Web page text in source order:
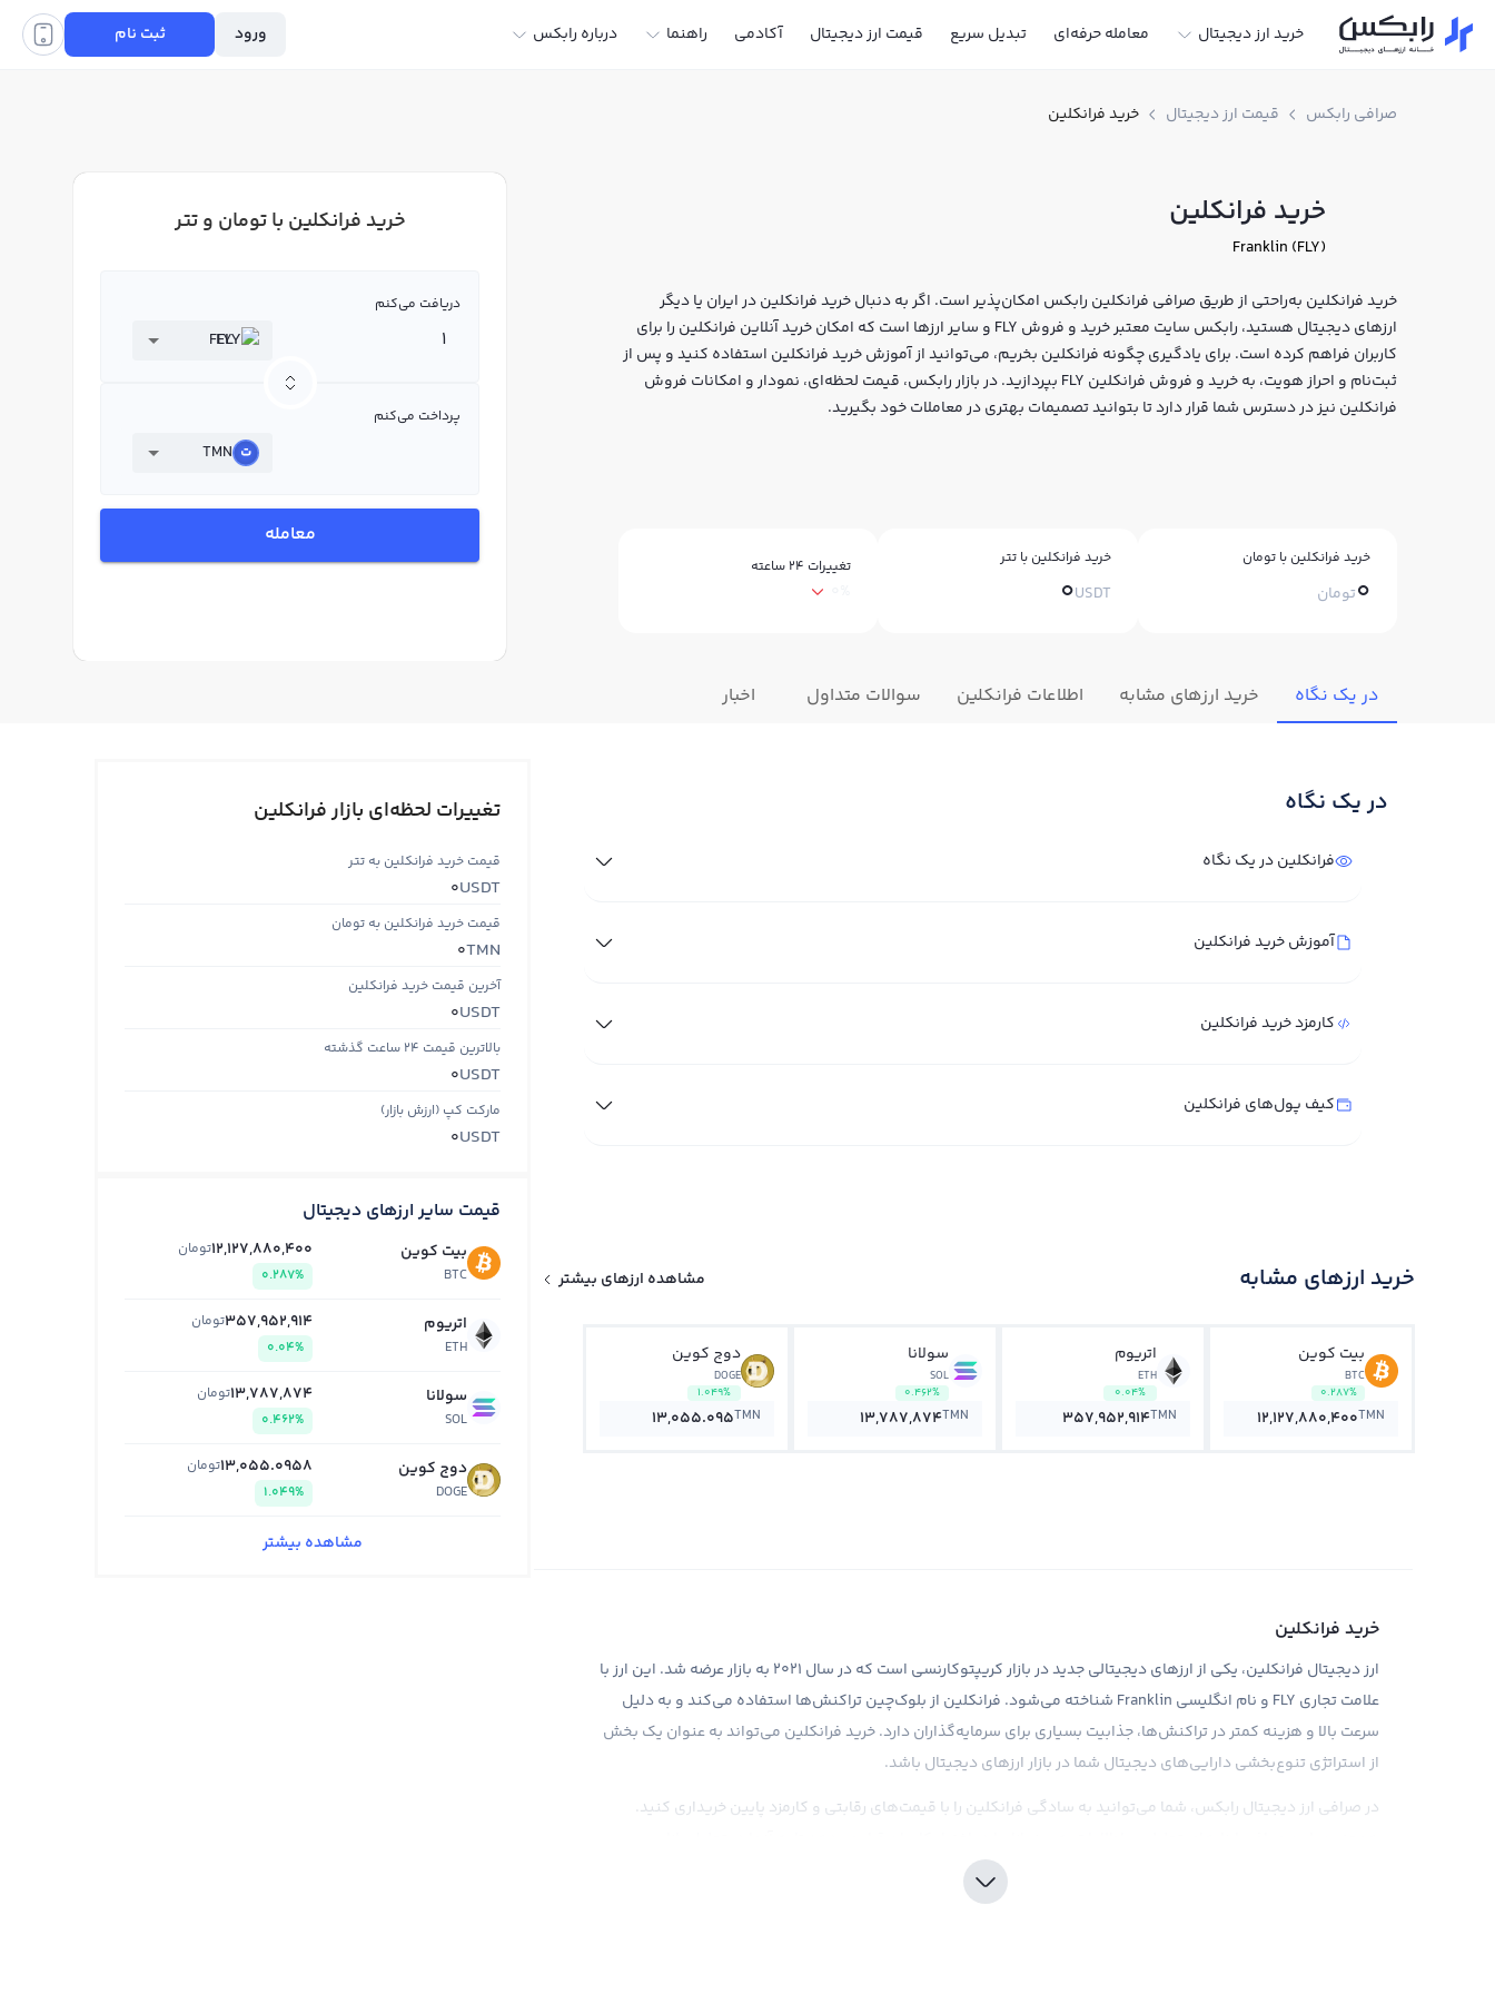
خرید ارز دیجیتال معامله حرفه‌ای تبدیل سریع قیمت ارز دیجیتال آکادمی راهنما درباره رابکس ورود ثبت نام
صرافی رابکس قیمت ارز دیجیتال خرید فرانکلین
خرید فرانکلین
Franklin (FLY)
خرید فرانکلین به‌راحتی از طریق صرافی فرانکلین رابکس امکان‌پذیر است. اگر به دنبال خرید فرانکلین در ایران یا دیگر
ارزهای دیجیتال هستید، رابکس سایت معتبر خرید و فروش FLY و سایر ارزها است که امکان خرید آنلاین فرانکلین را برای
کاربران فراهم کرده است. برای یادگیری چگونه فرانکلین بخریم، می‌توانید از آموزش خرید فرانکلین استفاده کنید و پس از
ثبت‌نام و احراز هویت، به خرید و فروش فرانکلین FLY بپردازید. در بازار رابکس، قیمت لحظه‌ای، نمودار و امکانات فروش
فرانکلین نیز در دسترس شما قرار دارد تا بتوانید تصمیمات بهتری در معاملات خود بگیرید.
خرید فرانکلین با تومان
0تومان
خرید فرانکلین با تتر
0USDT
تغییرات ۲۴ ساعته
خرید فرانکلین با تومان و تتر
دریافت می‌کنم
FLY
پرداخت می‌کنم
TMN
معامله
در یک نگاه خرید ارزهای مشابه اطلاعات فرانکلین سوالات متداول اخبار
در یک نگاه
فرانکلین در یک نگاه
آموزش خرید فرانکلین
کارمزد خرید فرانکلین
کیف پول‌های فرانکلین
خرید ارزهای مشابه مشاهده ارزهای بیشتر
بیت کوین
BTC
0.287%
12,127,880,400TMN
اتریوم
ETH
0.04%
357,952,914TMN
سولانا
SOL
0.462%
13,787,874TMN
دوج کوین
DOGE
1.049%
13,055.095TMN
خرید فرانکلین
ارز دیجیتال فرانکلین، یکی از ارزهای دیجیتالی جدید در بازار کریپتوکارنسی است که در سال ۲۰۲۱ به بازار عرضه شد. این ارز با
علامت تجاری FLY و نام انگلیسی Franklin شناخته می‌شود. فرانکلین از بلوک‌چین تراکنش‌ها استفاده می‌کند و به دلیل
سرعت بالا و هزینه کمتر در تراکنش‌ها، جذابیت بسیاری برای سرمایه‌گذاران دارد. خرید فرانکلین می‌تواند به عنوان یک بخش
از استراتژی تنوع‌بخشی دارایی‌های دیجیتال شما در بازار ارزهای دیجیتال باشد.
در صرافی ارز دیجیتال رابکس، شما می‌توانید به سادگی فرانکلین را با قیمت‌های رقابتی و کارمزد پایین خریداری کنید.
تصمیم‌گیری‌های خود کمک کند. اما به دلیل تازه‌تر بودن در بازار، سرمایه‌گذاران باید دقت و توجه به جزئیات بیشتری در خرید
تغییرات لحظه‌ای بازار فرانکلین
قیمت خرید فرانکلین به تتر
USDT
0
قیمت خرید فرانکلین به تومان
TMN
0
آخرین قیمت خرید فرانکلین
USDT
0
بالاترین قیمت ۲۴ ساعت گذشته
USDT
0
مارکت کپ (ارزش بازار)
USDT
0
قیمت سایر ارزهای دیجیتال
بیت کوین
BTC
12,127,880,400تومان
0.287%
اتریوم
ETH
357,952,914تومان
0.04%
سولانا
SOL
13,787,874تومان
0.462%
دوج کوین
DOGE
13,055.0958تومان
1.049%
مشاهده بیشتر